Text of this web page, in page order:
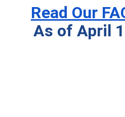
Read Our
As of April